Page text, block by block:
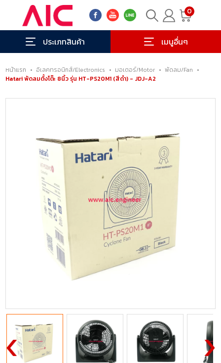
0
ประเภทสินค้า เมนูอื่นๆ
หน้าแรก • อิเลคทรอนิกส์/Electronics • มอเตอร์/Motor • พัดลม/Fan •
Hatari พัดลมตั้งโต๊ะ 8นิ้ว รุ่น HT-PS20M1 (สีดำ) - JDJ-A2